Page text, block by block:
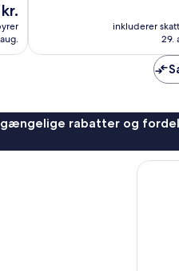
inkluderer
29.
rabatter og